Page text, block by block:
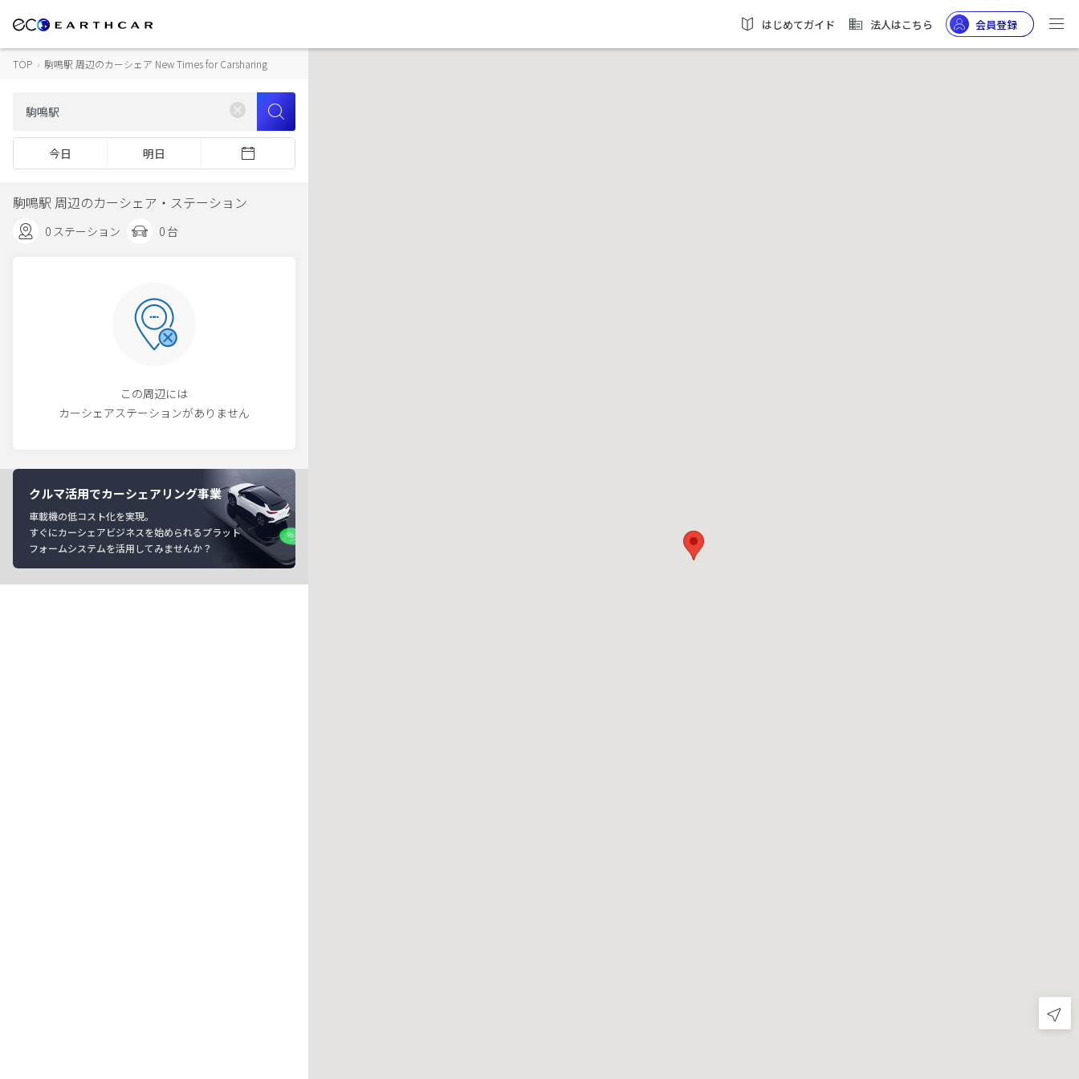
はじめてガイド 法人はこちら 会員登録
TOP › 駒鳴駅 周辺のカーシェア New Times for Carsharing
今日 明日
駒鳴駅 周辺のカーシェア・ステーション
0 ステーション 0 台
この周辺には
カーシェアステーションがありません
クルマ活用でカーシェアリング事業
車載機の低コスト化を実現。
すぐにカーシェアビジネスを始められるプラット
フォームシステムを活用してみませんか？